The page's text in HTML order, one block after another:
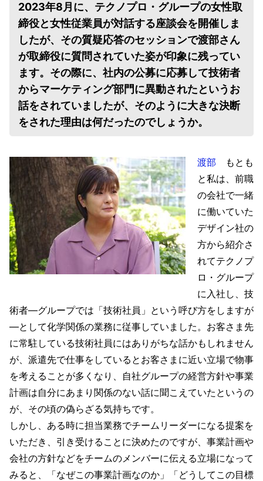
2023年8月に、テクノプロ・グループの女性取
締役と女性従業員が対話する座談会を開催しま
したが、その質疑応答のセッションで渡部さん
が取締役に質問されていた姿が印象に残ってい
ます。その際に、社内の公募に応募して技術者
からマーケティング部門に異動されたというお
話をされていましたが、そのように大きな決断
をされた理由は何だったのでしょうか。
渡部 もとも
と私は、前職
の会社で一緒
に働いていた
デザイン社の
方から紹介さ
れてテクノプ
ロ・グループ
に入社し、技
術者―グループでは「技術社員」という呼び方をしますが
―として化学関係の業務に従事していました。お客さま先
に常駐している技術社員にはありがちな話かもしれません
が、派遣先で仕事をしているとお客さまに近い立場で物事
を考えることが多くなり、自社グループの経営方針や事業
計画は自分にあまり関係のない話に聞こえていたというの
が、その頃の偽らざる気持ちです。
しかし、ある時に担当業務でチームリーダーになる提案を
いただき、引き受けることに決めたのですが、事業計画や
会社の方針などをチームのメンバーに伝える立場になって
みると、「なぜこの事業計画なのか」「どうしてこの目標